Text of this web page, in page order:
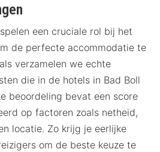
een cruciale rol bij het
de perfecte accommodatie te
verzamelen we echte
die in de hotels in Bad Boll
beoordeling bevat een score
op factoren zoals netheid,
locatie. Zo krijg je eerlijke
om de beste keuze te